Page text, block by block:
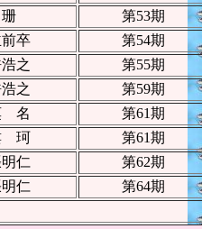
珊
第53期
卒
第54期
之
第55期
之
第59期
名
第61期
珂
第61期
仁
第62期
仁
第64期